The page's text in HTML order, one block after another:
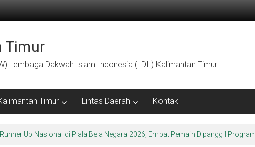
Timur
Lembaga Dakwah Islam Indonesia (LDII) Kalimantan Timur
Timur Lintas Daerah Kontak
Up Nasional di Piala Bela Negara 2026, Empat Pemain Dipanggil